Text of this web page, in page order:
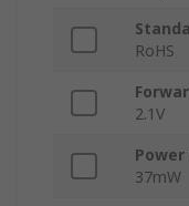
RoHS
2.1V
37mW